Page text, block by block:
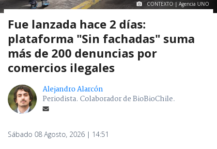
CONTEXTO | Agencia UNO
Fue lanzada hace 2 días:
plataforma "Sin fachadas" suma
más de 200 denuncias por
comercios ilegales
Alejandro Alarcón
Periodista. Colaborador de BioBioChile.
Sábado 08 Agosto, 2026 | 14:51